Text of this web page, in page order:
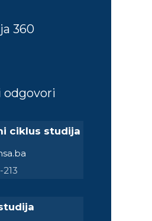
360
odgovori
ciklus studija
213